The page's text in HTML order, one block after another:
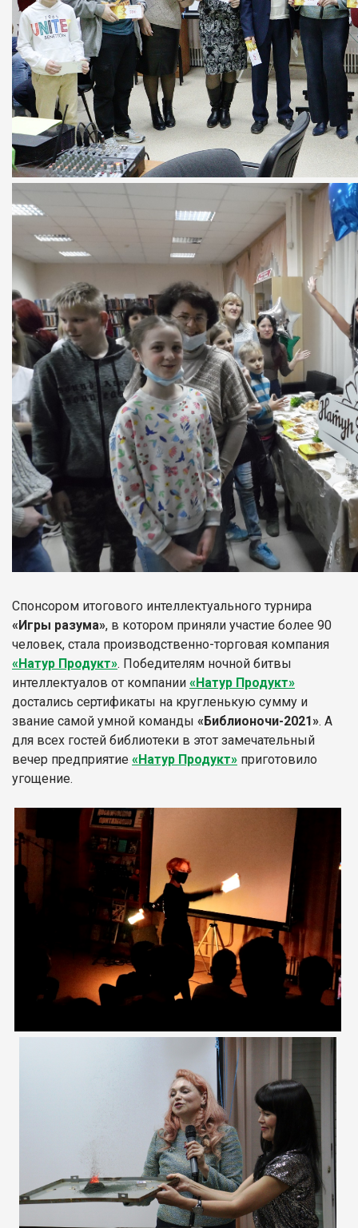
Спонсором итогового интеллектуального турнира
«Игры разума», в котором приняли участие более 90
человек, стала производственно-торговая компания
«Натур Продукт». Победителям ночной битвы
интеллектуалов от компании «Натур Продукт»
достались сертификаты на кругленькую сумму и
звание самой умной команды «Библионочи-2021». А
для всех гостей библиотеки в этот замечательный
вечер предприятие «Натур Продукт» приготовило
угощение.